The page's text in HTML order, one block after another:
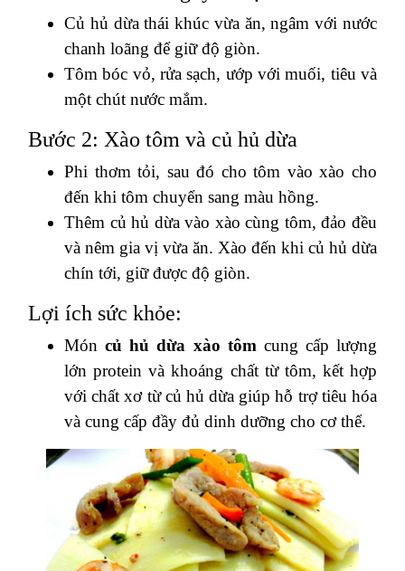
Củ hủ dừa thái khúc vừa ăn, ngâm với nước
chanh loãng để giữ độ giòn.
Tôm bóc vỏ, rửa sạch, ướp với muối, tiêu và
một chút nước mắm.
Bước 2: Xào tôm và củ hủ dừa
Phi thơm tỏi, sau đó cho tôm vào xào cho
đến khi tôm chuyển sang màu hồng.
Thêm củ hủ dừa vào xào cùng tôm, đảo đều
và nêm gia vị vừa ăn. Xào đến khi củ hủ dừa
chín tới, giữ được độ giòn.
Lợi ích sức khỏe:
Móncủ hủ dừa xào tôm cung cấp lượng
lớn protein và khoáng chất từ tôm, kết hợp
với chất xơ từ củ hủ dừa giúp hỗ trợ tiêu hóa
và cung cấp đầy đủ dinh dưỡng cho cơ thể.